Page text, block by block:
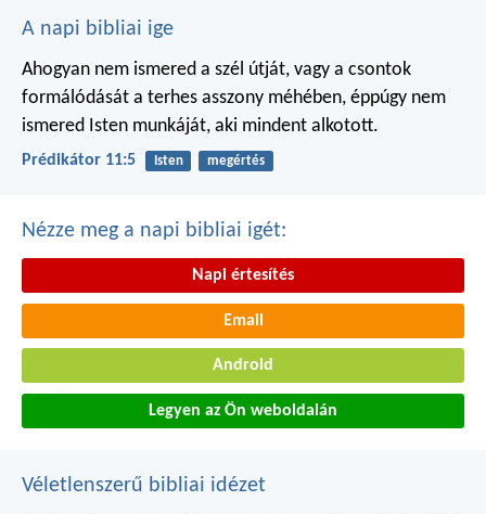
A napi bibliai ige
Ahogyan nem ismered a szél útját, vagy a csontok
formálódását a terhes asszony méhében, éppúgy nem
ismered Isten munkáját, aki mindent alkotott.
Prédikátor 11:5 Isten megértés
Nézze meg a napi bibliai igét:
Napi értesítés
Email
Android
Legyen az Ön weboldalán
Véletlenszerű bibliai idézet